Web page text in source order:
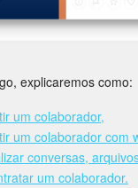
explicaremos como:
um colaborador,
um colaborador com
conversas,
um colaborador.